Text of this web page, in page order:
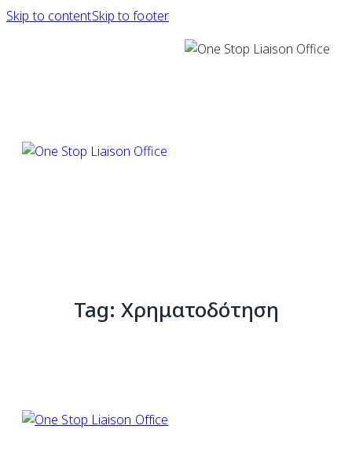
Skip to contentSkip to footer
Tag: Χρηματοδότηση